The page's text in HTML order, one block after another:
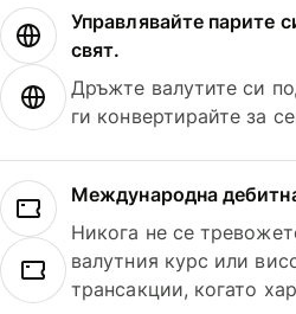
Управлявайте парите
свят.
Дръжте валутите си
ги конвертирайте за
Международна
Никога не се
валутния курс или
трансакции, когато